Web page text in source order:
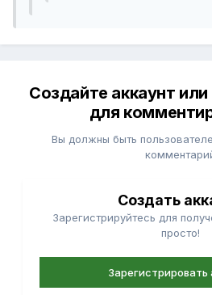
Создайте аккаунт
для
Вы должны быть
Создать
Зарегистрируйтесь для
просто!
Зарегистрировать